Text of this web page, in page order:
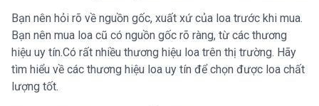
Bạn nên hỏi rõ về nguồn gốc, xuất xứ của loa trước khi mua.
Bạn nên mua loa cũ có nguồn gốc rõ ràng, từ các thương
hiệu uy tín.Có rất nhiều thương hiệu loa trên thị trường. Hãy
tìm hiểu về các thương hiệu loa uy tín để chọn được loa chất
lượng tốt.